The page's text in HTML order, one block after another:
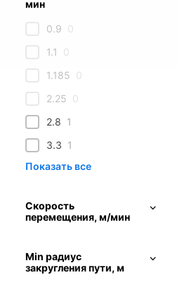
мин
0.9 0
1.1
0
1.185 0
2.25 0
2.8 1
3.3 1
Скорость
перемещения, м/мин
Min радиус
закругления пути, м